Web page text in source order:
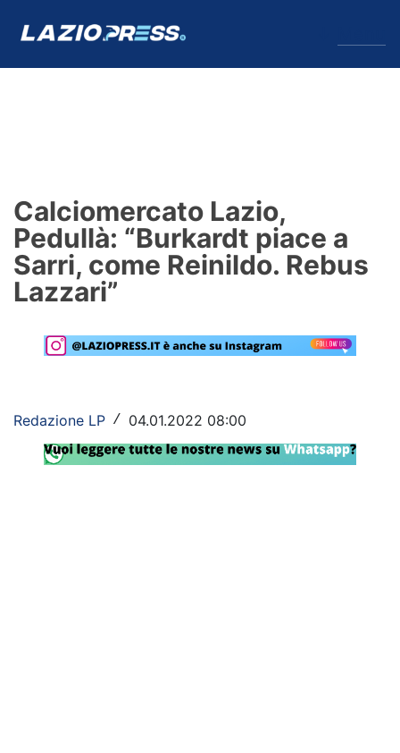
Formello
Infortuni
Primavera
Calciomercato
Rassegna Lazio
Social
Calciomercato Lazio,
Pedullà: “Burkardt piace a
Sarri, come Reinildo. Rebus
Lazzari”
Redazione LP / 04.01.2022 08:00